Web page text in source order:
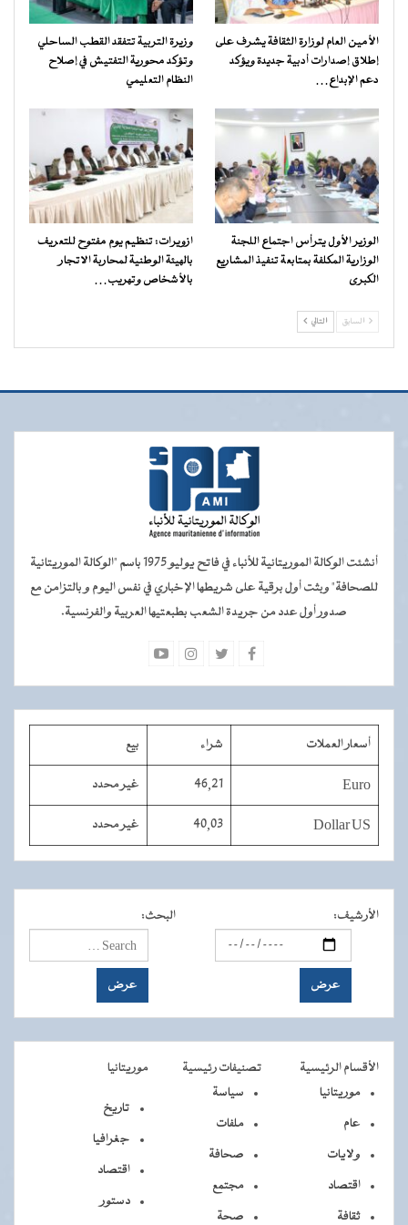
الأمين العام لوزارة الثقافة يشرف على
إطلاق إصدارات أدبية جديدة ويؤكد
دعم الإبداع…
وزيرة التربية تتفقد القطب الساحلي
وتؤكد محورية التفتيش في إصلاح
النظام التعليمي
الوزير الأول يترأس اجتماع اللجنة
الوزارية المكلفة بمتابعة تنفيذ المشاريع
الكبرى
ازويرات: تنظيم يوم مفتوح للتعريف
بالهيئة الوطنية لمحاربة الاتجار
بالأشخاص وتهريب…
السابق التالي
أنشئت الوكالة الموريتانية للأنباء في فاتح يوليو 1975 باسم "الوكالة الموريتانية
للصحافة" وبثت أول برقية على شريطها الإخباري في نفس اليوم و بالتزامن مع
صدور أول عدد من جريدة الشعب بطبعتيها العربية والفرنسية.
أسعار العملات شراء بيع
Euro
46,21 غير محدد
Dollar US
40,03 غير محدد
الأرشيف: البحث:
الأقسام الرئيسية تصنيفات رئيسية
موريتانيا
موريتانيا
عام
ولايات
اقتصاد
ثقافة
سياسة
ملفات
صحافة
مجتمع
صحة
تاريخ
جغرافيا
اقتصاد
دستور